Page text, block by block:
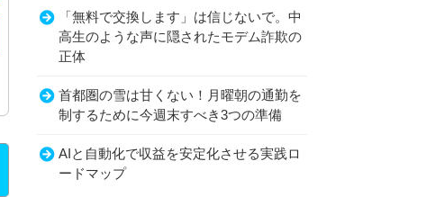
「無料で交換します」は信じないで。中
高生のような声に隠されたモデム詐欺の
正体
首都圏の雪は甘くない！月曜朝の通勤を
制するために今週末すべき3つの準備
AIと自動化で収益を安定化させる実践ロ
ードマップ